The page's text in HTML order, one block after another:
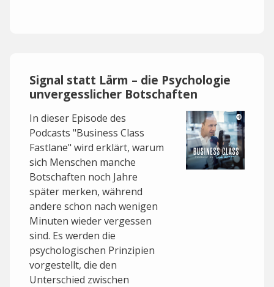
Signal statt Lärm – die Psychologie
unvergesslicher Botschaften
In dieser Episode des
Podcasts "Business Class
Fastlane" wird erklärt, warum
sich Menschen manche
Botschaften noch Jahre
später merken, während
andere schon nach wenigen
Minuten wieder vergessen
sind. Es werden die
psychologischen Prinzipien
vorgestellt, die den
Unterschied zwischen